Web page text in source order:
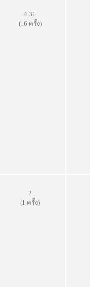
4.31
(16 ครั้ง)
2
(1 ครั้ง)